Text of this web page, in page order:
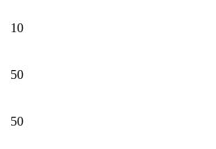
10
50
50